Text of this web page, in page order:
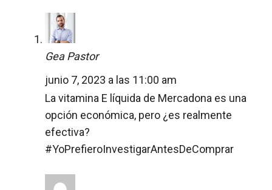
Gea Pastor
junio 7, 2023 a las 11:00 am
La vitamina E líquida de Mercadona es una
opción económica, pero ¿es realmente
efectiva?
#YoPrefieroInvestigarAntesDeComprar